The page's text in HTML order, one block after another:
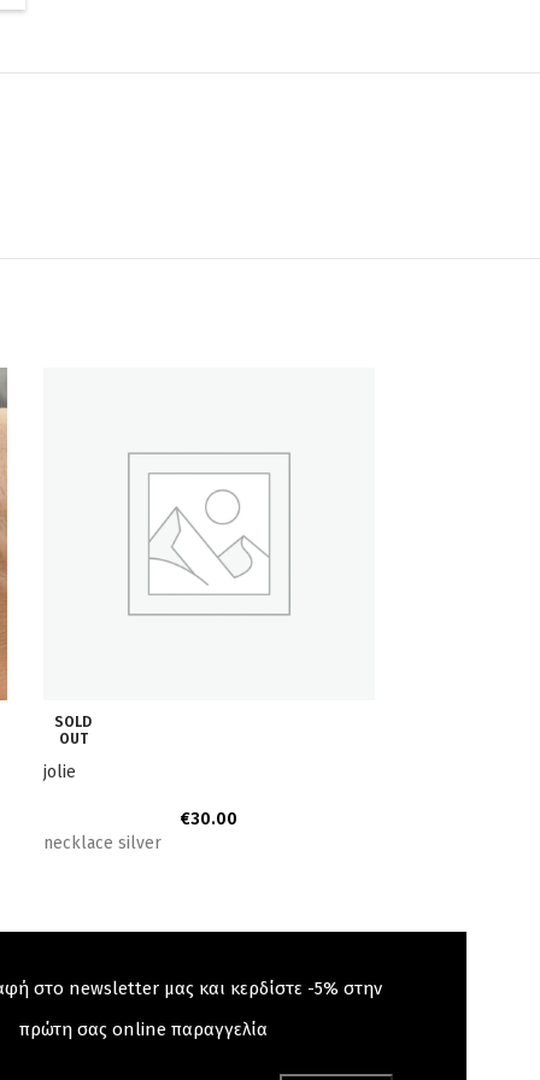
SOLD
OUT
jolie
€30.00
necklace silver
στο newsletter μας και κερδίστε -5% στην
πρώτη σας online παραγγελία